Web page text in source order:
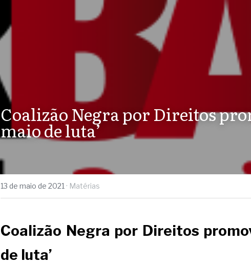
Coalizão Negra por Direitos
maio de luta’
13 de maio de 2021 · Matérias
Coalizão Negra por Direitos
de luta’